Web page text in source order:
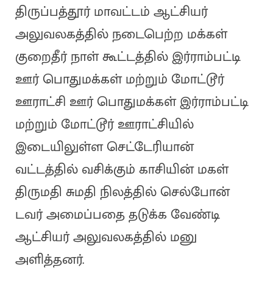
திருப்பத்தூர் மாவட்டம் ஆட்சியர்
அலுவலகத்தில் நடைபெற்ற மக்கள்
குறைதீர் நாள் கூட்டத்தில் இர்ராம்பட்டி
ஊர் பொதுமக்கள் மற்றும் மோட்டூர்
ஊராட்சி ஊர் பொதுமக்கள் இர்ராம்பட்டி
மற்றும் மோட்டூர் ஊராட்சியில்
இடையிலுள்ள செட்டேரியான்
வட்டத்தில் வசிக்கும் காசியின் மகள்
திருமதி சுமதி நிலத்தில் செல்போன்
டவர் அமைப்பதை தடுக்க வேண்டி
ஆட்சியர் அலுவலகத்தில் மனு
அளித்தனர்.